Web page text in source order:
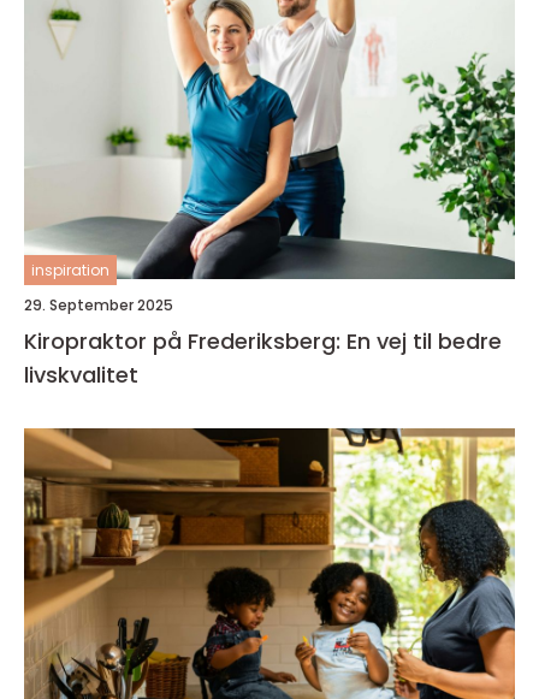
inspiration
29. September 2025
Kiropraktor på Frederiksberg: En vej til bedre
livskvalitet